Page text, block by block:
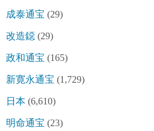
成泰通宝 (29)
改造鐚 (29)
政和通宝 (165)
新寛永通宝 (1,729)
日本 (6,610)
明命通宝 (23)